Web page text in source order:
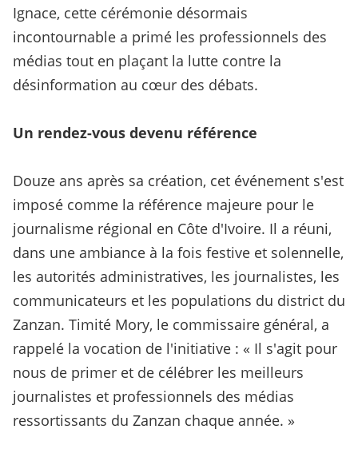
Ignace, cette cérémonie désormais
incontournable a primé les professionnels des
médias tout en plaçant la lutte contre la
désinformation au cœur des débats.
Un rendez-vous devenu référence
Douze ans après sa création, cet événement s'est
imposé comme la référence majeure pour le
journalisme régional en Côte d'Ivoire. Il a réuni,
dans une ambiance à la fois festive et solennelle,
les autorités administratives, les journalistes, les
communicateurs et les populations du district du
Zanzan. Timité Mory, le commissaire général, a
rappelé la vocation de l'initiative : « Il s'agit pour
nous de primer et de célébrer les meilleurs
journalistes et professionnels des médias
ressortissants du Zanzan chaque année. »